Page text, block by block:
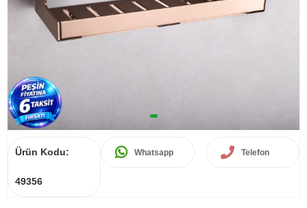
Ürün Kodu:
49356
Whatsapp Telefon